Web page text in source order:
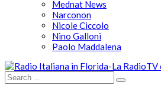
Mednat News
Narconon
Nicole Ciccolo
Nino Galloni
Paolo Maddalena